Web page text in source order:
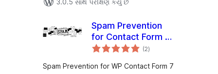
3.0.5 સાથે પરીક્ષણ કર્યું છે
Spam Prevention
for Contact Form 7
and Comments
(2કુલ
રેટિંગ્સ
)
Spam Prevention for WP Contact Form 7